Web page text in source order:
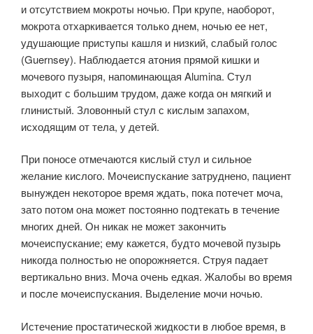
и отсутствием мокроты ночью. При крупе, наоборот,
мокрота отхаркивается только днем, ночью ее нет,
удушающие приступы кашля и низкий, слабый голос
(Guernsey). Наблюдается атония прямой кишки и
мочевого пузыря, напоминающая Alumina. Стул
выходит с большим трудом, даже когда он мягкий и
глинистый. Зловонный стул с кислым запахом,
исходящим от тела, у детей.
При поносе отмечаются кислый стул и сильное
желание кислого. Мочеиспускание затруднено, пациент
вынужден некоторое время ждать, пока потечет моча,
зато потом она может постоянно подтекать в течение
многих дней. Он никак не может закончить
мочеиспускание; ему кажется, будто мочевой пузырь
никогда полностью не опорожняется. Струя падает
вертикально вниз. Моча очень едкая. Жалобы во время
и после мочеиспускания. Выделение мочи ночью.
Истечение простатической жидкости в любое время, в